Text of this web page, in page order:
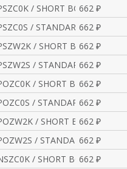
/ SHORT BODYST
662 ₽
/ STANDARD (1X
662 ₽
/ SHORT BODYST
662 ₽
/ STANDARD (1X
662 ₽
/ SHORT BODYST
662 ₽
/ STANDARD (1X
662 ₽
/ SHORT BODYST
662 ₽
/ STANDARD (1X
662 ₽
/ SHORT BODYST
662 ₽